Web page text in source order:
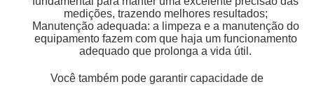
medições, trazendo melhores resultados;
Manutenção adequada: a limpeza e a manutenção do
equipamento fazem com que haja um funcionamento
adequado que prolonga a vida útil.
Você também pode garantir capacidade de